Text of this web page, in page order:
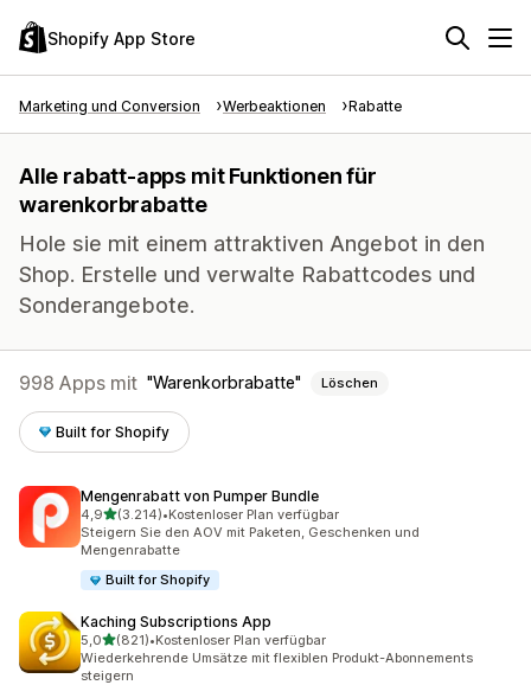
Shopify App Store
Marketing und Conversion Werbeaktionen Rabatte
Alle rabatt-apps mit Funktionen für
warenkorbrabatte
Hole sie mit einem attraktiven Angebot in den
Shop. Erstelle und verwalte Rabattcodes und
Sonderangebote.
998 Apps mit Warenkorbrabatte Löschen
Built for Shopify
Mengenrabatt von Pumper Bundle
4,9von 5 Sternen
(3.214)
3214 Rezensionen insgesamt
•Kostenloser Plan verfügbar
Steigern Sie den AOV mit Paketen, Geschenken und
Mengenrabatte
Built for Shopify
Kaching Subscriptions App
5,0von 5 Sternen
(821)
821 Rezensionen insgesamt
•Kostenloser Plan verfügbar
Wiederkehrende Umsätze mit flexiblen Produkt-Abonnements
steigern